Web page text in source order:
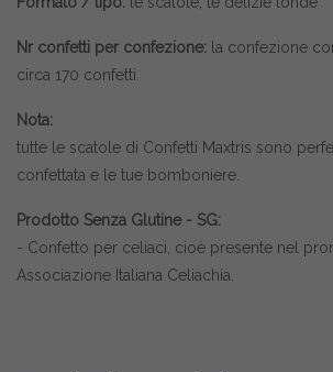
Nr confetti per confezione: la confezione
circa 170 confetti.
Nota:
tutte le scatole di Confetti Maxtris sono
confettata e le tue bomboniere.
Prodotto Senza Glutine - SG:
- Confetto per celiaci, cioè presente nel
Associazione Italiana Celiachia.